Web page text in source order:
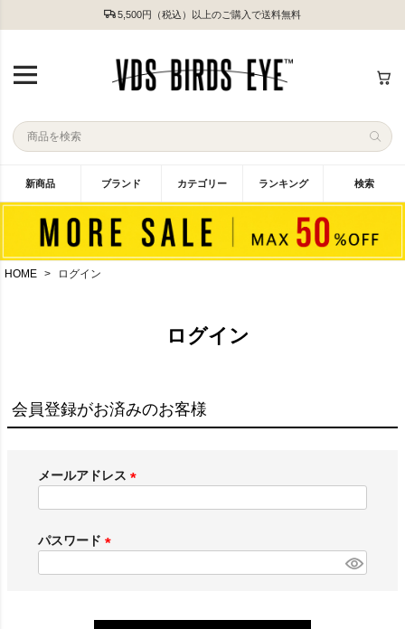
5,500円（税込）以上のご購入で送料無料
新商品 ブランド カテゴリー ランキング 検索
HOME ログイン
ログイン
会員登録がお済みのお客様
メールアドレス
)
パスワード
)